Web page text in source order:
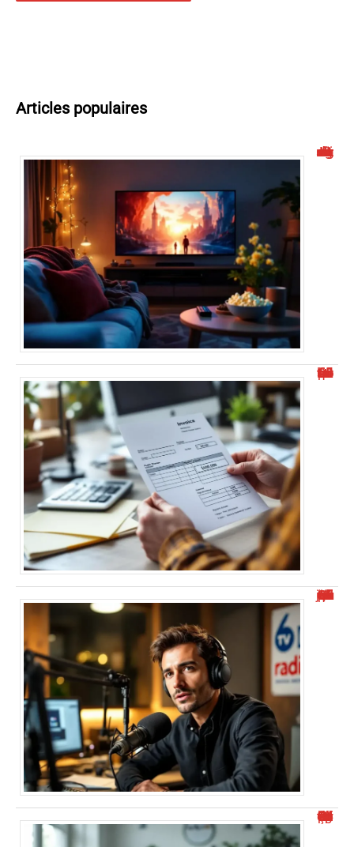
Articles populaires
Malgrim : un site de streaming à connaître
Où trouver l’identifiant structure publique facilement ?
“Alexis Morel journaliste : Qui est-il et quel est son parcours ?”
“Numéro de téléphone commençant par 0424 : Comment éviter le démarchage ?”